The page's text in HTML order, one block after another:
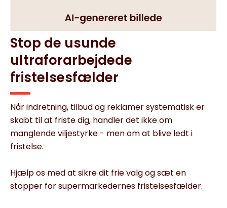
Stop de usunde
ultraforarbejdede
fristelsesfælder
Når indretning, tilbud og reklamer systematisk er
skabt til at friste dig, handler det ikke om
manglende viljestyrke - men om at blive ledt i
fristelse.
Hjælp os med at sikre dit frie valg og sæt en
stopper for supermarkedernes fristelsesfælder.